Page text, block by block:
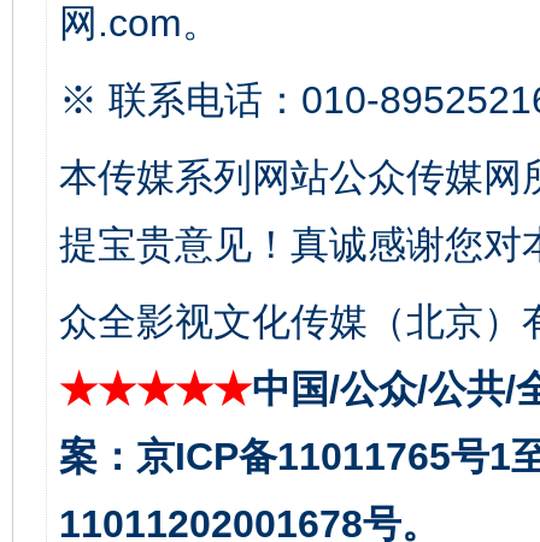
网.com。
※ 联系电话：010-
本传媒系列网站公众传媒
提宝贵意见！真诚感谢您
众全影视文化传媒（北京）
★★★★★中国/公众/公共/
案：京ICP备11011765号1
11011202001678号。
公平竞争审查“十大案例”出炉！ 一纸欠